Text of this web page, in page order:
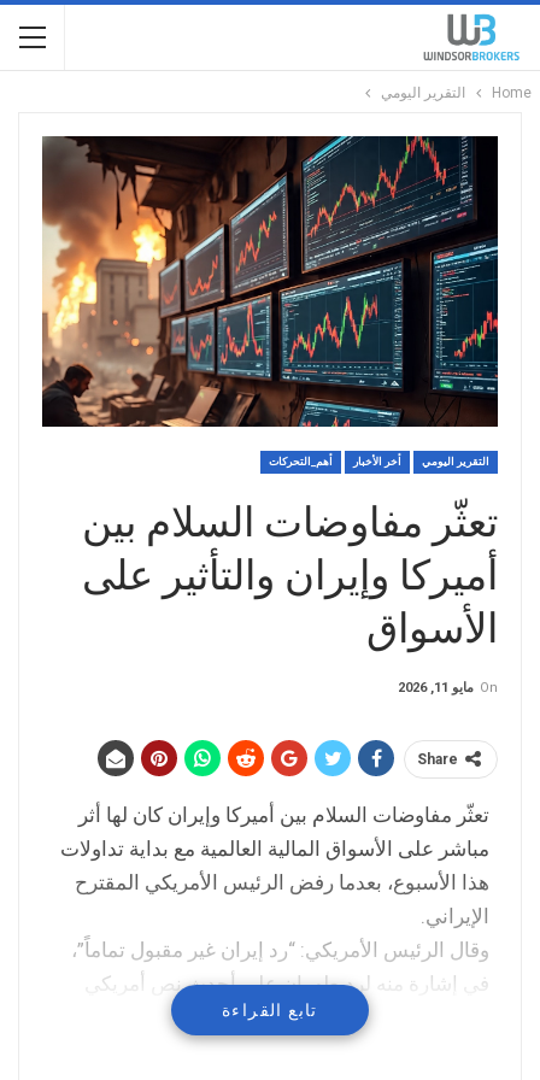
Home التقرير اليومي
التقرير اليومي أخر الأخبار أهم_التحركات
تعثّر مفاوضات السلام بين
أميركا وإيران والتأثير على
الأسواق
On مايو 11, 2026
Share
تعثّر مفاوضات السلام بين أميركا وإيران كان لها أثر
مباشر على الأسواق المالية العالمية مع بداية تداولات
هذا الأسبوع، بعدما رفض الرئيس الأمريكي المقترح
الإيراني.
وقال الرئيس الأمريكي: “رد إيران غير مقبول تماماً”،
في إشارة منه لرد طهران على أحدث نص أمريكي
مقترح لإنهاء الحرب.
وبقي مضيق هرمز مغلقاً إلى حد كبير، لزيد المخاوف
تابع القراءة